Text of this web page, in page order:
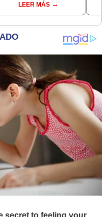
madrugadaLEER MÁS